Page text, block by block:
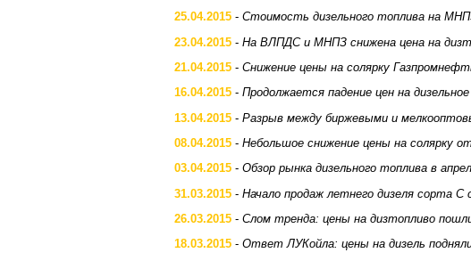
25.04.2015 - Стоимость дизельного топлива на
23.04.2015 - На ВЛПДС и МНПЗ снижена цена на
21.04.2015 - Снижение цены на солярку
16.04.2015 - Продолжается падение цен на
13.04.2015 - Разрыв между биржевыми и
08.04.2015 - Небольшое снижение цены на солярку
03.04.2015 - Обзор рынка дизельного топлива в
31.03.2015 - Начало продаж летнего дизеля сорта С
26.03.2015 - Слом тренда: цены на дизтопливо
18.03.2015 - Ответ ЛУКойла: цены на дизель